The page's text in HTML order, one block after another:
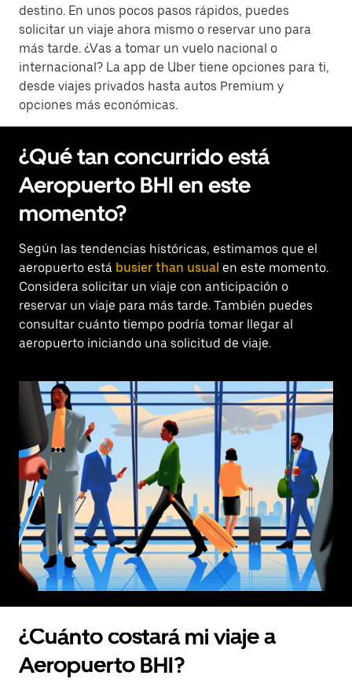
destino. En unos pocos pasos rápidos, puedes
solicitar un viaje ahora mismo o reservar uno para
más tarde. ¿Vas a tomar un vuelo nacional o
internacional? La app de Uber tiene opciones para ti,
desde viajes privados hasta autos Premium y
opciones más económicas.
¿Qué tan concurrido está
Aeropuerto BHI en este
momento?
Según las tendencias históricas, estimamos que el
aeropuerto está busier than usual en este momento.
Considera solicitar un viaje con anticipación o
reservar un viaje para más tarde. También puedes
consultar cuánto tiempo podría tomar llegar al
aeropuerto iniciando una solicitud de viaje.
¿Cuánto costará mi viaje a
Aeropuerto BHI?